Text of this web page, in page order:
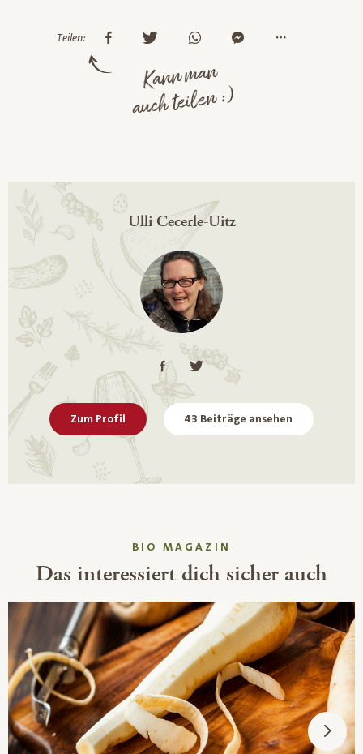
Teilen:
Kann man
auch teilen :)
Ulli Cecerle-Uitz
Zum Profil 43 Beiträge ansehen
BIO MAGAZIN
Das interessiert dich sicher auch